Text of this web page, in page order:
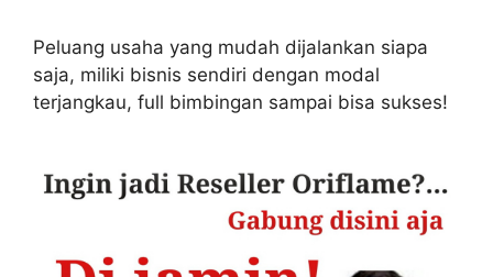
Peluang usaha yang mudah dijalankan siapa
saja, miliki bisnis sendiri dengan modal
terjangkau, full bimbingan sampai bisa sukses!